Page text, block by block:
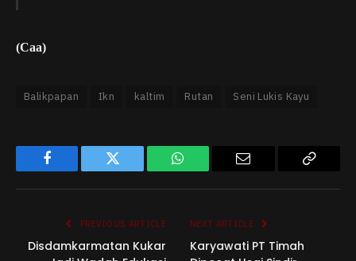
(Caa)
Balikpapan Ikn kaltim Rutan Seni Lukis Kayu
Facebook Twitter WhatsApp Email
Copy
PREVIOUS ARTICLE
Disdamkarmatan Kukar
NEXT ARTICLE
Karyawati PT Timah